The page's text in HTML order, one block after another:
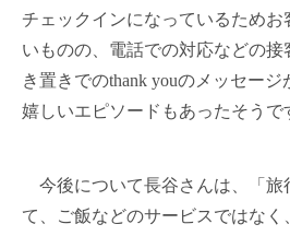
チェックインになっているためお
いものの、電話での対応などの
き置きでのthank youのメッセー
嬉しいエピソードもあったそうで
今後について長谷さんは、「旅
て、ご飯などのサービスではな